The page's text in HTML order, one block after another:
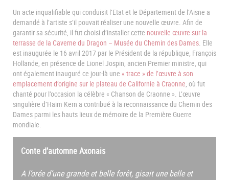
Un acte inqualifiable qui conduisit l’Etat et le Département de l’Aisne a
demandé à l’artiste s’il pouvait réaliser une nouvelle œuvre. Afin de
garantir sa sécurité, il fut choisi d’installer cette nouvelle œuvre sur la
terrasse de la Caverne du Dragon – Musée du Chemin des Dames . Elle
est inaugurée le 16 avril 2017 par le Président de la république, François
Hollande, en présence de Lionel Jospin, ancien Premier ministre, qui
ont également inauguré ce jour-là une « trace » de l’œuvre à son
emplacement d’origine sur le plateau de Californie à Craonne , où fut
chanté pour l’occasion la célèbre « Chanson de Craonne ». L’œuvre
singulière d’Haïm Kern a contribué à la reconnaissance du Chemin des
Dames parmi les hauts lieux de mémoire de la Première Guerre
mondiale.
Conte d’automne Axonais
A l’orée d’une grande et belle forêt, gisait une belle et